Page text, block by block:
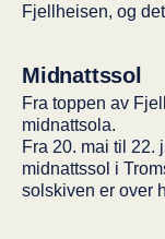
Fjellheisen, og
Midnattssol
Fra toppen av
midnattsola.
Fra 20. mai til 22.
mid­natt­ssol i
sol­ski­ven er over